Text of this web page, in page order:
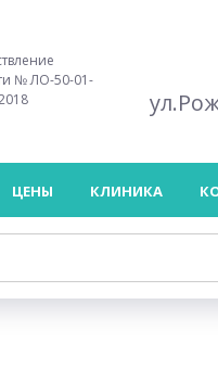
№ ЛО-50-01-
ЦЕНЫ КЛИНИКА